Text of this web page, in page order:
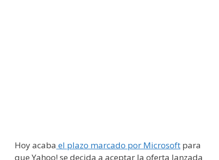
Hoy acaba el plazo marcado por Microsoft para
que Yahoo! se decida a aceptar la oferta lanzada